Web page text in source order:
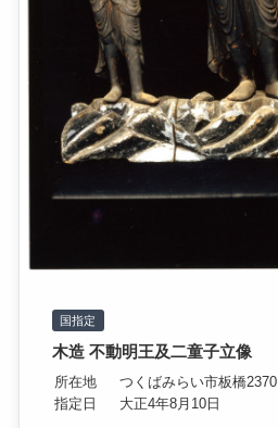
国指定
木造 不動明王及二童子立像
所在地
つくばみらい市板橋2370
指定日
大正4年8月10日